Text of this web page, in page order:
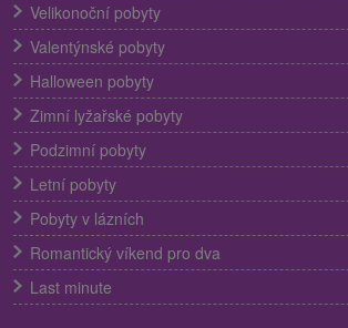
Velikonoční pobyty
Valentýnské pobyty
Halloween pobyty
Zimní lyžařské pobyty
Podzimní pobyty
Letní pobyty
Pobyty v lázních
Romantický víkend pro dva
Last minute